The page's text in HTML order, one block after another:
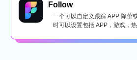
Follow
一个可以自定义跟踪 APP 降价
时可以设置包括 APP，游戏，